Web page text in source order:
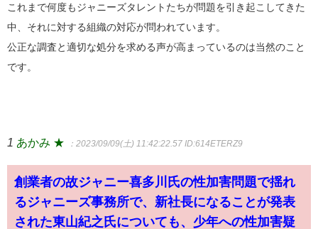
これまで何度もジャニーズタレントたちが問題を引き起こしてきた
中、それに対する組織の対応が問われています。
公正な調査と適切な処分を求める声が高まっているのは当然のこと
です。
1 あかみ ★ ：2023/09/09(土) 11:42:22.57 ID:614ETERZ9
創業者の故ジャニー喜多川氏の性加害問題で揺れ
るジャニーズ事務所で、新社長になることが発表
された東山紀之氏についても、少年への性加害疑